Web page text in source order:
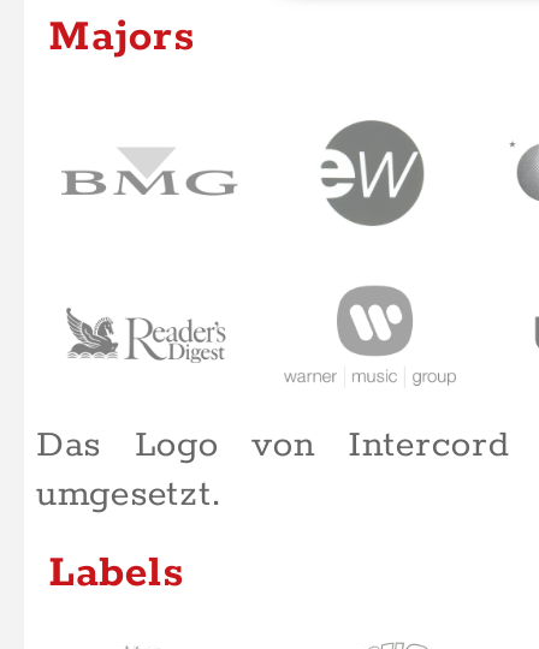
Labels
Die Logos/Schriftzüge